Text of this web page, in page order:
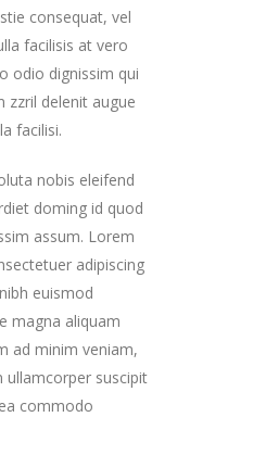
consequat, vel
facilisis at vero
odio dignissim qui
zzril delenit augue
facilisi.
nobis eleifend
doming id quod
assum. Lorem
adipiscing
euismod
magna aliquam
ad minim veniam,
ullamcorper suscipit
commodo